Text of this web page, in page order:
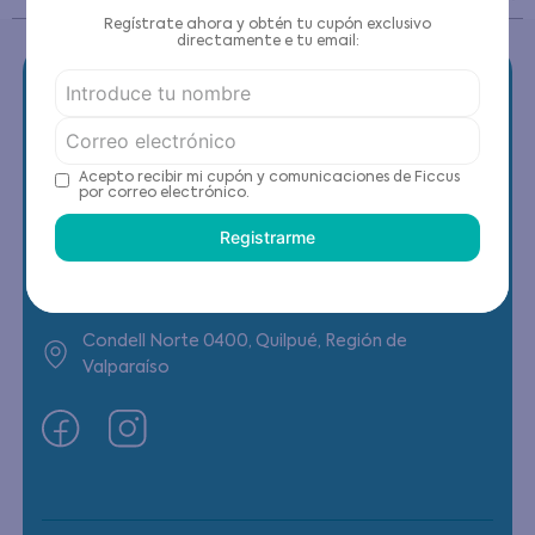
Contáctanos
(22) 6178818 - Compras Internet
Condell Norte 0400, Quilpué, Región de
Valparaíso
Regístrate ahora y obtén tu cupón exclusivo
directamente e tu email:
Acepto recibir mi cupón y comunicaciones de Ficcus
por correo electrónico.
Registrarme